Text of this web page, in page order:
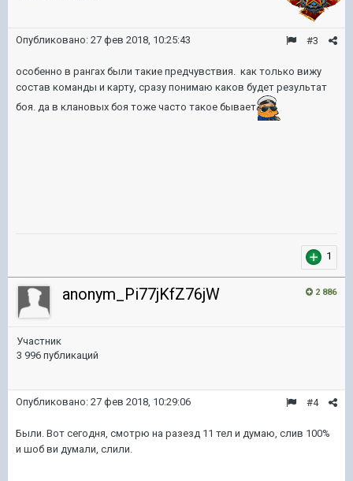
#3
Опубликовано: 27 фев 2018, 10:25:43
особенно в рангах были такие предчувствия. как только вижу
состав команды и карту, сразу понимаю каков будет результат
боя. да в клановых боя тоже часто такое бывает
1
2 886
anonym_Pi77jKfZ76jW
Участник
3 996 публикаций
#4
Опубликовано: 27 фев 2018, 10:29:06
Были. Вот сегодня, смотрю на разезд 11 тел и думаю, слив 100%
и шоб ви думали, слили.